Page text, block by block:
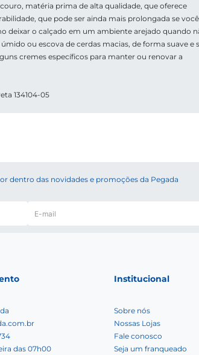
matéria prima de alta qualidade, que oferece
que pode ser ainda mais prolongada se você
deixar o calçado em um ambiente arejado quando
ou escova de cerdas macias, de forma suave e
cremes específicos para manter ou renovar a
134104-05
dentro das novidades e promoções da Pegada
das 07h00
Institucional
Sobre nós
Nossas Lojas
Fale conosco
Seja um franqueado